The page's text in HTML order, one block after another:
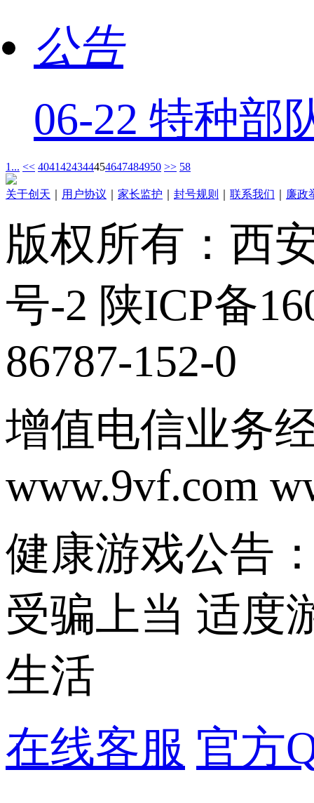
公告
06-22 特种部
1... << 4041424344454647484950 >> 58
关于创天 用户协议 家长监护 封号规则 联系我们 廉政
版权所有：西
号-2 陕ICP备
86787-152-0
增值电信业务
www.9vf.com
健康游戏公告
受骗上当 适度
生活
在线客服 官方